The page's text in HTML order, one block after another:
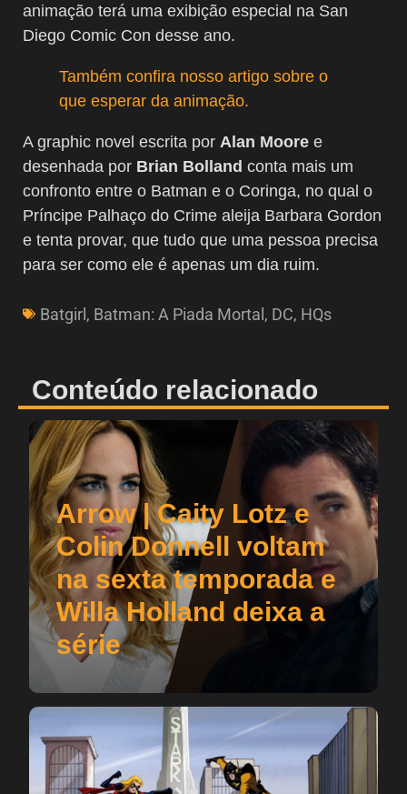
animação terá uma exibição especial na San
Diego Comic Con desse ano.
Também confira nosso artigo sobre o
que esperar da animação.
A graphic novel escrita por Alan Moore e
desenhada por Brian Bolland conta mais um
confronto entre o Batman e o Coringa, no qual o
Príncipe Palhaço do Crime aleija Barbara Gordon
e tenta provar, que tudo que uma pessoa precisa
para ser como ele é apenas um dia ruim.
Batgirl, Batman: A Piada Mortal, DC, HQs
Conteúdo relacionado
Arrow | Caity Lotz e
Colin Donnell voltam
na sexta temporada e
Willa Holland deixa a
série